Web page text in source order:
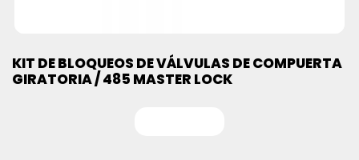
KIT DE BLOQUEOS DE VÁLVULAS DE COMPUERTA
GIRATORIA / 485 MASTER LOCK